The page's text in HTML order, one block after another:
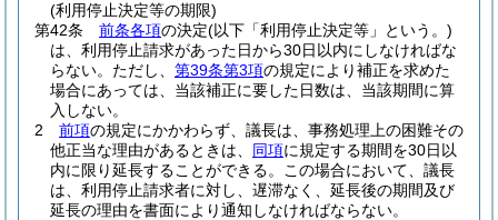
(利用停止決定等の期限)
第42条
前条各項の決定(以下「利用停止決定等」という。)
は、利用停止請求があった日から30日以内にしなければな
らない。 ただし、 第39条第3項の規定により補正を求めた
場合にあっては、当該補正に要した日数は、当該期間に算
入しない。
2
前項の規定にかかわらず、議長は、事務処理上の困難その
他正当な理由があるときは、 同項に規定する期間を30日以
内に限り延長することができる。
この場合において、議長
は、利用停止請求者に対し、遅滞なく、延長後の期間及び
延長の理由を書面により通知しなければならない。